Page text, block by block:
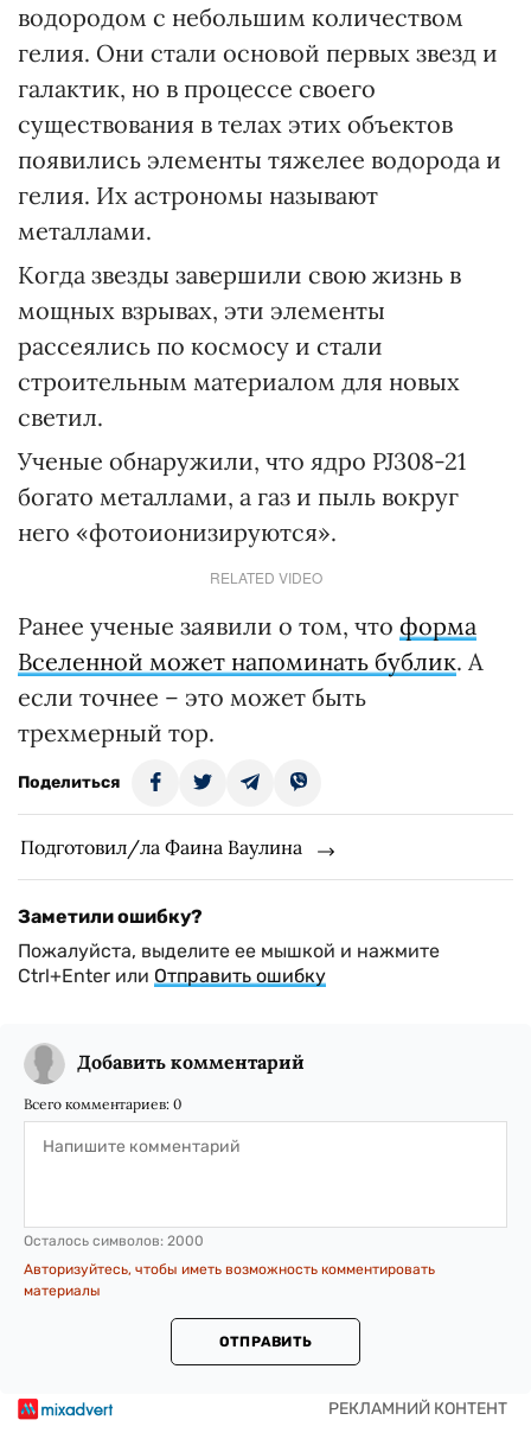
водородом с небольшим количеством
гелия. Они стали основой первых звезд и
галактик, но в процессе своего
существования в телах этих объектов
появились элементы тяжелее водорода и
гелия. Их астрономы называют
металлами.
Когда звезды завершили свою жизнь в
мощных взрывах, эти элементы
рассеялись по космосу и стали
строительным материалом для новых
светил.
Ученые обнаружили, что ядро PJ308-21
богато металлами, а газ и пыль вокруг
него «фотоионизируются».
RELATED VIDEO
Ранее ученые заявили о том, что форма
Вселенной может напоминать бублик. А
если точнее – это может быть
трехмерный тор.
Поделиться
Подготовил/ла Фаина Ваулина
Заметили ошибку?
Пожалуйста, выделите ее мышкой и нажмите
Ctrl+Enter или Отправить ошибку
Добавить комментарий
Всего комментариев: 0
Осталось символов: 2000
Авторизуйтесь, чтобы иметь возможность комментировать
материалы
ОТПРАВИТЬ